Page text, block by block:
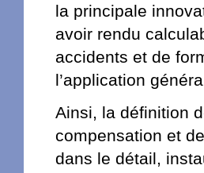
la principale
avoir rendu
accidents et de
l’application
Ainsi, la définition
compensation et
dans le détail,